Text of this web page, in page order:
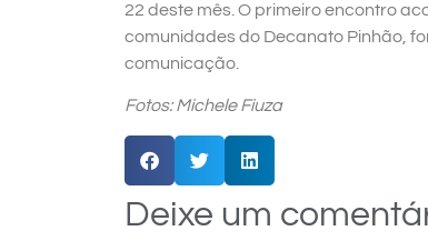
22 deste mês. O primeiro encontro
comunidades do Decanato Pinhão,
comunicação.
Fotos: Michele Fiuza
Deixe um